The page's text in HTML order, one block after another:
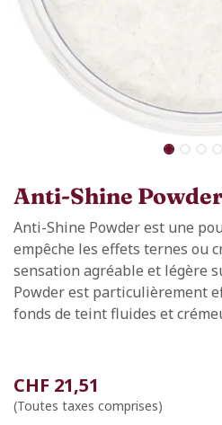
Anti-Shine
Anti-Shine Powder est une
empêche les effets ternes ou
sensation agréable et légère
Powder est particulièrement
fonds de teint fluides et
CHF 21,51
(Toutes taxes comprises)